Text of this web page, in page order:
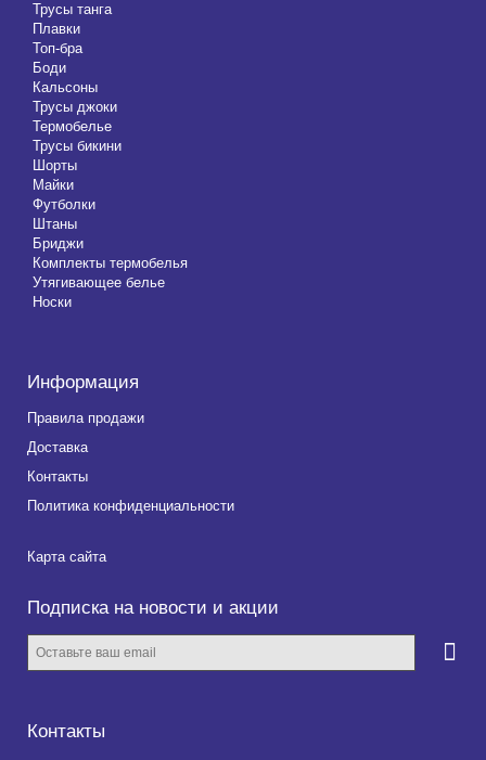
Трусы танга
Плавки
Топ-бра
Боди
Кальсоны
Трусы джоки
Термобелье
Трусы бикини
Шорты
Майки
Футболки
Штаны
Бриджи
Комплекты термобелья
Утягивающее белье
Носки
Информация
Правила продажи
Доставка
Контакты
Политика конфиденциальности
Карта сайта
Подписка на новости и акции
Контакты